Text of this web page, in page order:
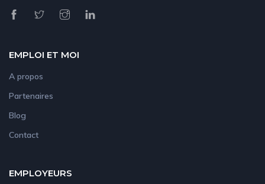
EMPLOI ET MOI
A propos
Partenaires
Blog
Contact
EMPLOYEURS